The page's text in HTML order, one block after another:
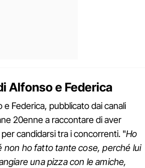
Alfonso e Federica
Federica, pubblicato dai canali
20enne a raccontare di aver
candidarsi tra i concorrenti. "Ho
non ho fatto tante cose, perché lui
una pizza con le amiche,